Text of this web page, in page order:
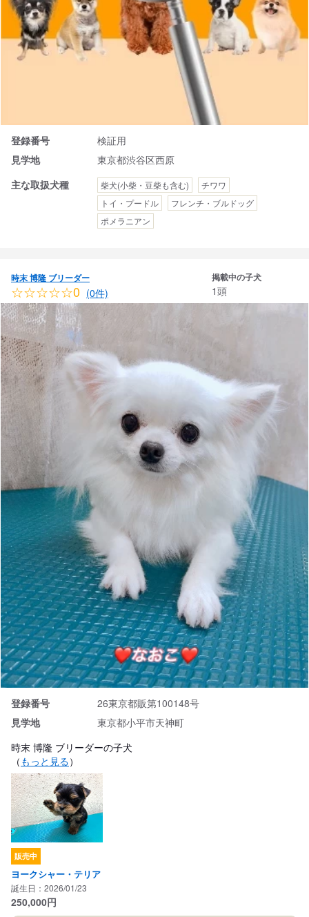
登録番号
検証用
見学地
東京都渋谷区西原
主な取扱犬種
柴犬(小柴・豆柴も含む)
チワワ
トイ・プードル
フレンチ・ブルドッグ
ポメラニアン
時末 博隆 ブリーダー
☆☆☆☆☆0 (0件)
掲載中の子犬
1頭
登録番号
26東京都販第100148号
見学地
東京都小平市天神町
時末 博隆 ブリーダーの子犬
（ もっと見る）
販売中
ヨークシャー・テリア
誕生日：2026/01/23
250,000円